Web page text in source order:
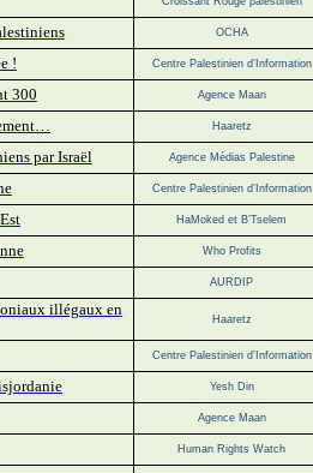
OCHA
! Centre Palestinien d’Information
300 Agence Maan
Haaretz
par Israël Agence Médias Palestine
Centre Palestinien d’Information
HaMoked et B’Tselem
Who Profits
AURDIP
illégaux en
Haaretz
Centre Palestinien d’Information
Yesh Din
Agence Maan
Human Rights Watch